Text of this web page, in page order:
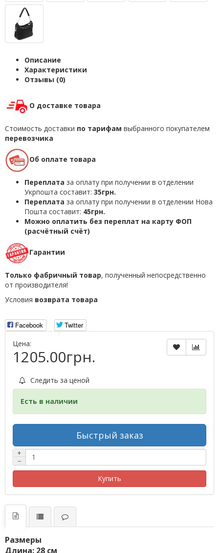
Описание
Характеристики
Отзывы (0)
О доставке товара
Стоимость доставки по тарифам выбранного покупателем
перевозчика
Об оплате товара
Переплата за оплату при получении в отделении
Укрпошта составит: 35грн.
Переплата за оплату при получении в отделении Нова
Пошта составит: 45грн.
Можно оплатить без переплат на карту ФОП
(расчётный счёт)
Гарантии
Только фабричный товар, полученный непосредственно
от производителя!
Условия возврата товара
Facebook
Twitter
Цена:
1205.00грн.
Следить за ценой
Есть в наличии
Быстрый заказ
+
−
Купить
Размеры
Длина: 28 см